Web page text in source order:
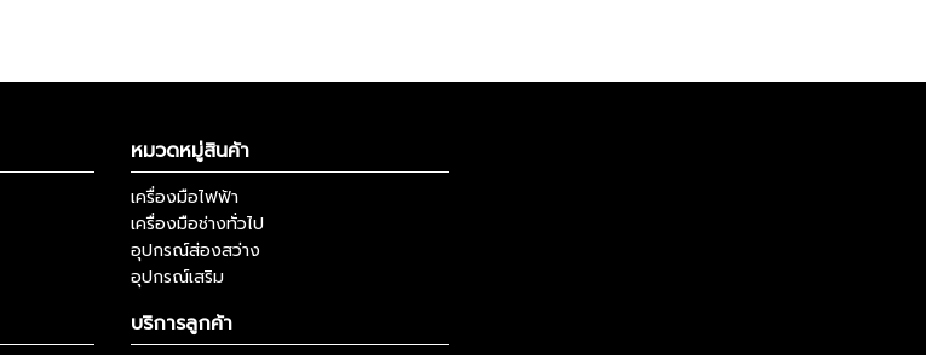
หมวดหมู่สินค้า
เครื่องมือไฟฟ้า
เครื่องมือช่างทั่วไป
อุปกรณ์ส่องสว่าง
อุปกรณ์เสริม
บริการลูกค้า